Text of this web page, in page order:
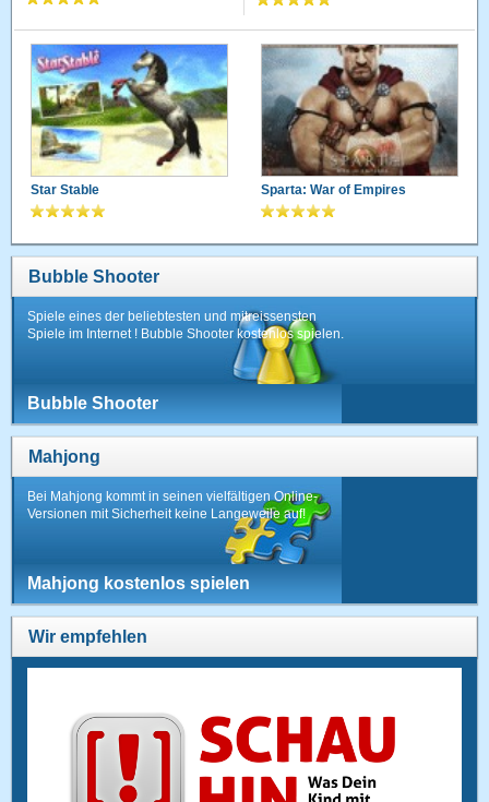
Star Stable Sparta: War of Empires
Bubble Shooter
Spiele eines der beliebtesten und mitreissensten
Spiele im Internet ! Bubble Shooter kostenlos spielen.
Bubble Shooter
Mahjong
Bei Mahjong kommt in seinen vielfältigen Online-
Versionen mit Sicherheit keine Langeweile auf!
Mahjong kostenlos spielen
Wir empfehlen